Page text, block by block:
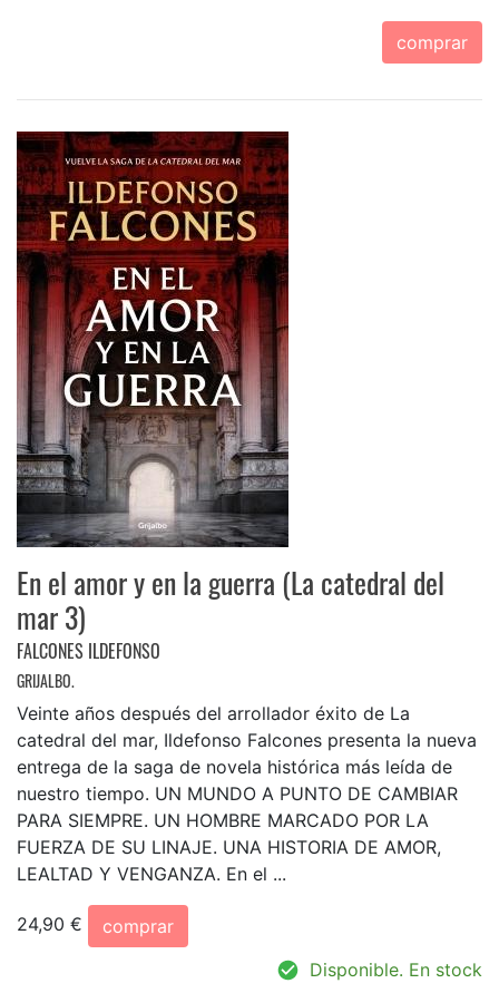
comprar
En el amor y en la guerra (La catedral del
mar 3)
FALCONES ILDEFONSO
GRIJALBO.
Veinte años después del arrollador éxito de La
catedral del mar, Ildefonso Falcones presenta la nueva
entrega de la saga de novela histórica más leída de
nuestro tiempo. UN MUNDO A PUNTO DE CAMBIAR
PARA SIEMPRE. UN HOMBRE MARCADO POR LA
FUERZA DE SU LINAJE. UNA HISTORIA DE AMOR,
LEALTAD Y VENGANZA. En el ...
24,90 €
comprar
Disponible. En stock